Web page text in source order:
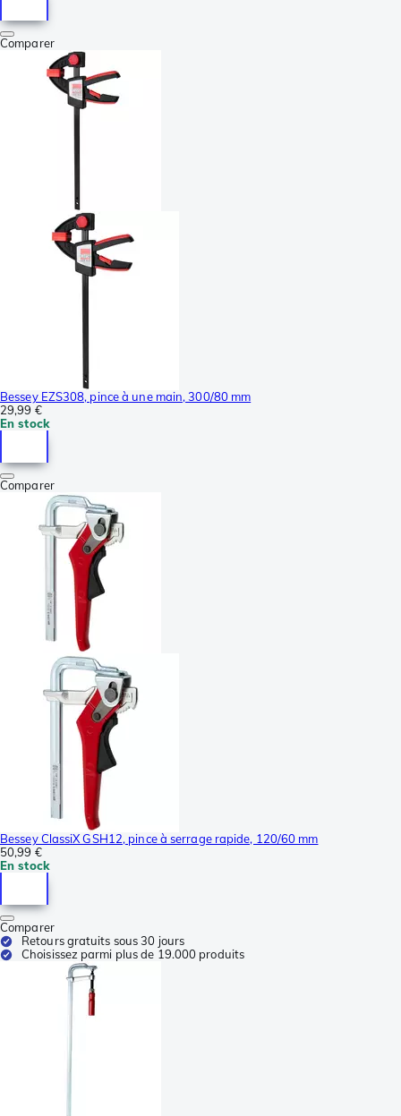
Comparer
Bessey EZS308, pince à une main, 300/80 mm
29,99 €
En stock
Comparer
Bessey ClassiX GSH12, pince à serrage rapide, 120/60 mm
50,99 €
En stock
Comparer
Retours gratuits sous 30 jours
Choisissez parmi plus de 19.000 produits